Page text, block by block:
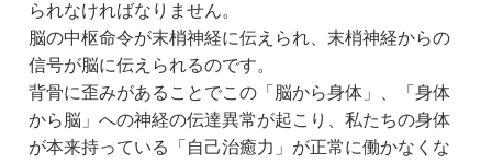
られなければなりません。
脳の中枢命令が末梢神経に伝えられ、末梢神経からの
信号が脳に伝えられるのです。
背骨に歪みがあることでこの「脳から身体」、「身体
から脳」への神経の伝達異常が起こり、私たちの身体
が本来持っている「自己治癒力」が正常に働かなくな